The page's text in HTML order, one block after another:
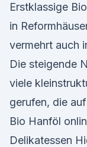
Erstklassige
in
vermehrt auch
Die steigende
viele
gerufen, die
Bio Hanföl
Delikatessen